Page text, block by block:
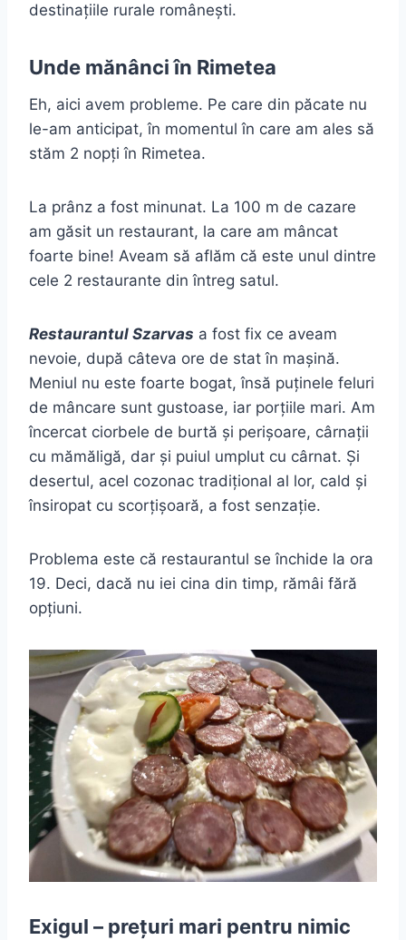
destinațiile rurale românești.
Unde mănânci în Rimetea
Eh, aici avem probleme. Pe care din păcate nu
le-am anticipat, în momentul în care am ales să
stăm 2 nopți în Rimetea.
La prânz a fost minunat. La 100 m de cazare
am găsit un restaurant, la care am mâncat
foarte bine! Aveam să aflăm că este unul dintre
cele 2 restaurante din întreg satul.
Restaurantul Szarvas a fost fix ce aveam
nevoie, după câteva ore de stat în mașină.
Meniul nu este foarte bogat, însă puținele feluri
de mâncare sunt gustoase, iar porțiile mari. Am
încercat ciorbele de burtă și perișoare, cârnații
cu mămăligă, dar și puiul umplut cu cârnat. Și
desertul, acel cozonac tradițional al lor, cald și
însiropat cu scorțișoară, a fost senzație.
Problema este că restaurantul se închide la ora
19. Deci, dacă nu iei cina din timp, rămâi fără
opțiuni.
Exigul – prețuri mari pentru nimic